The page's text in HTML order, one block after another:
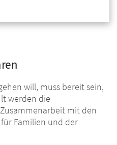
will, muss bereit sein,
werden die
mit den
Familien und der